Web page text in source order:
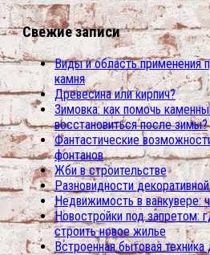
Свежие записи
Виды и область применения
камня
Древесина или кирпич?
Зимовка: как помочь
восстановиться после зимы?
Фантастические
фонтанов
Жби в строительстве
Разновидности
Недвижимость в ванкувере:
Новостройки под запретом:
строить новое жилье
Встроенная бытовая техника